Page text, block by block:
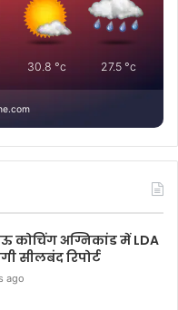
30.8 °c 27.5°c
कोचिंग अग्निकांड में LDA
सीलबंद रिपोर्ट
ago